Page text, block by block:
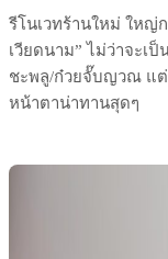
รีโนเวทร้านใหม่ ใหญ่
เวียดนาม” ไม่ว่าจะเ
ชะพลู/ก๋วยจั๊บญวณ แต่
หน้าตาน่าทานสุดๆ